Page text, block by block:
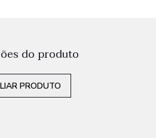
do produto
PRODUTO